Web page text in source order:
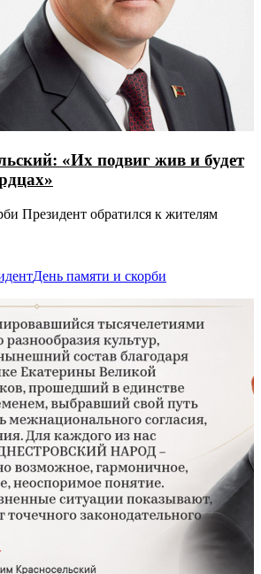
«Их подвиг жив и будет
Президент обратился к жителям
День памяти и скорби